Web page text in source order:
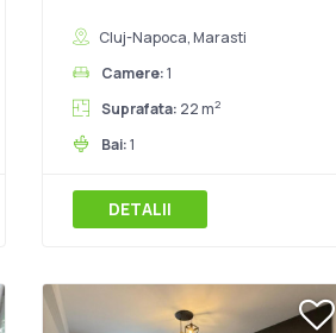
Cluj-Napoca, Marasti
Camere:1
Suprafata: 22 m2
Bai:1
DETALII